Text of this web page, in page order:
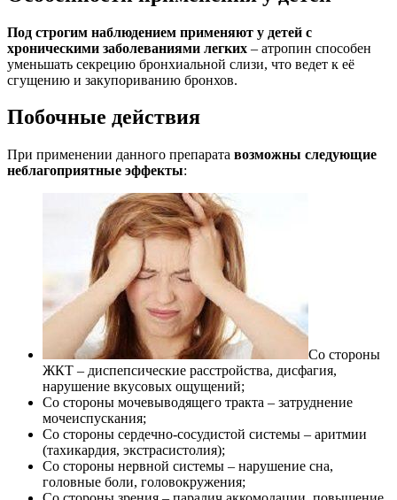
Под строгим наблюдением применяют у детей с
хроническими заболеваниями легких – атропин способен
уменьшать секрецию бронхиальной слизи, что ведет к её
сгущению и закупориванию бронхов.
Побочные действия
При применении данного препарата возможны следующие
неблагоприятные эффекты:
Со стороны
ЖКТ – диспепсические расстройства, дисфагия,
нарушение вкусовых ощущений;
Со стороны мочевыводящего тракта – затруднение
мочеиспускания;
Со стороны сердечно-сосудистой системы – аритмии
(тахикардия, экстрасистолия);
Со стороны нервной системы – нарушение сна,
головные боли, головокружения;